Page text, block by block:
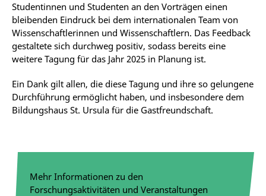
Studentinnen und Studenten an den Vorträgen einen
bleibenden Eindruck bei dem internationalen Team von
Wissenschaftlerinnen und Wissenschaftlern. Das Feedback
gestaltete sich durchweg positiv, sodass bereits eine
weitere Tagung für das Jahr 2025 in Planung ist.
Ein Dank gilt allen, die diese Tagung und ihre so gelungene
Durchführung ermöglicht haben, und insbesondere dem
Bildungshaus St. Ursula für die Gastfreundschaft.
Mehr Informationen zu den
Forschungsaktivitäten und Veranstaltungen